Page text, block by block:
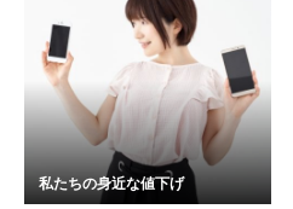
私たちの身近な値下げ